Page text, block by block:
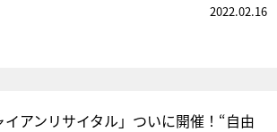
2022.02.16
アンリサイタル」ついに開催！“自由